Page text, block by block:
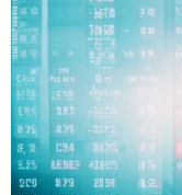
Телефон редакции:
Электронные почты
Информационный
info@business-
Отдел рекламы
reklama@business-